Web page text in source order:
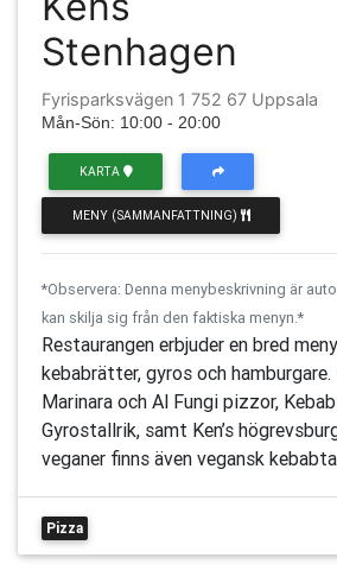
Stenhagen
Fyrisparksvägen 1 752 67 Uppsala
Mån-Sön: 10:00 - 20:00
KARTA
MENY (SAMMANFATTNING)
*Observera: Denna menybeskrivning är
kan skilja sig från den faktiska menyn.*
Restaurangen erbjuder en bred
kebabrätter, gyros och
Marinara och Al Fungi pizzor,
Gyrostallrik, samt Ken’s
veganer finns även vegansk
Pizza